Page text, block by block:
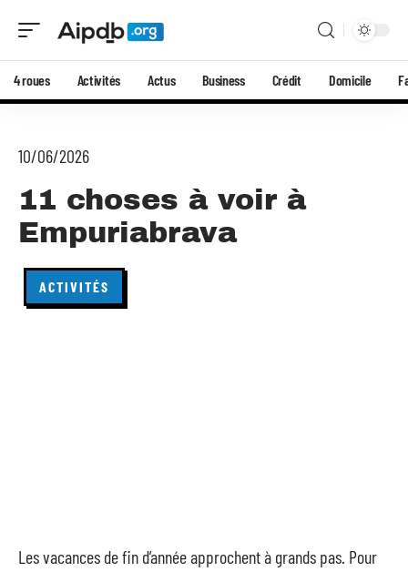
4 roues Activités Actus Business Crédit Domicile
10/06/2026
11 choses à voir à
Empuriabrava
ACTIVITÉS
Les vacances de fin d’année approchent à grands pas. Pour